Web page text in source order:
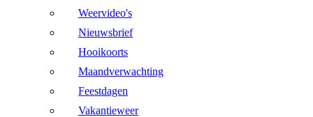
Weervideo's
Nieuwsbrief
Hooikoorts
Maandverwachting
Feestdagen
Vakantieweer